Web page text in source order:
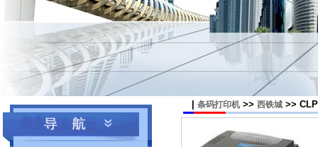
条码打印机 >> 西铁城 >>